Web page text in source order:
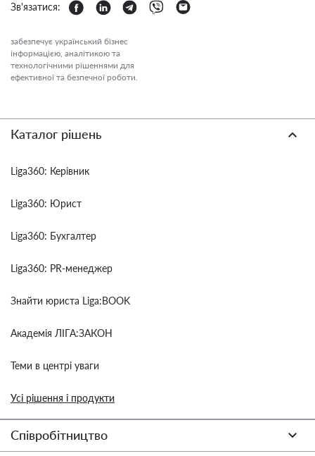
Зв'язатися:
забезпечує український бізнес
інформацією, аналітикою та
технологічними рішеннями для
ефективної та безпечної роботи.
Каталог рішень
Liga360: Керівник
Liga360: Юрист
Liga360: Бухгалтер
Liga360: PR-менеджер
Знайти юриста Liga:BOOK
Академія ЛІГА:ЗАКОН
Теми в центрі уваги
Усі рішення і продукти
Співробітництво